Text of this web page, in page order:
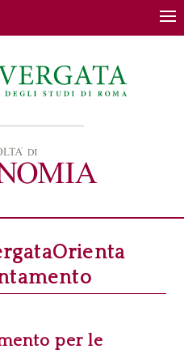
per le